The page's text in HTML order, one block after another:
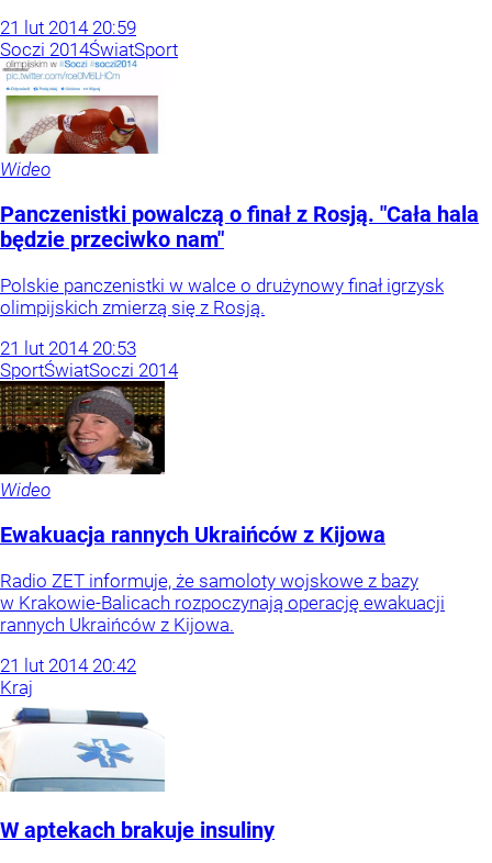
21 lut 2014 20:59
Soczi 2014ŚwiatSport
Wideo
Panczenistki powalczą o finał z Rosją. "Cała hala
będzie przeciwko nam"
Polskie panczenistki w walce o drużynowy finał igrzysk
olimpijskich zmierzą się z Rosją.
21 lut 2014 20:53
SportŚwiatSoczi 2014
Wideo
Ewakuacja rannych Ukraińców z Kijowa
Radio ZET informuje, że samoloty wojskowe z bazy
w Krakowie-Balicach rozpoczynają operację ewakuacji
rannych Ukraińców z Kijowa.
21 lut 2014 20:42
Kraj
W aptekach brakuje insuliny